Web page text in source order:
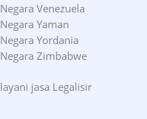
Venezuela
Yaman
Yordania
Zimbabwe
jasa Legalisir